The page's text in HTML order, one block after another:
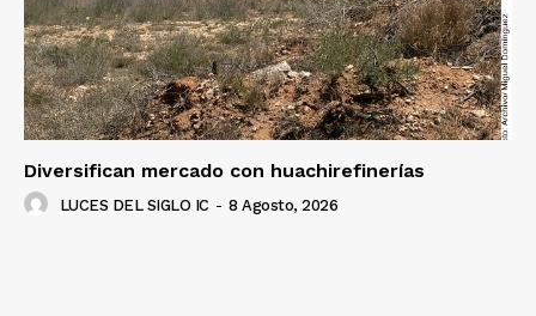
Diversifican mercado con huachirefinerías
LUCES DEL SIGLO IC - 8 Agosto, 2026